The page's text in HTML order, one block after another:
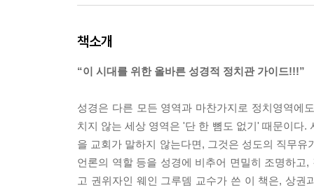
책소개
“이 시대를 위한 올바른 성경적 정치관 가이드!!!”
성경은 다른 모든 영역과 마찬가지로 정치영역에
치지 않는 세상 영역은 '단 한 뼘도 없기' 때문이다
을 교회가 말하지 않는다면, 그것은 성도의 직무
언론의 역할 등을 성경에 비추어 면밀히 조명하
고 권위자인 웨인 그루뎀 교수가 쓴 이 책은, 상권